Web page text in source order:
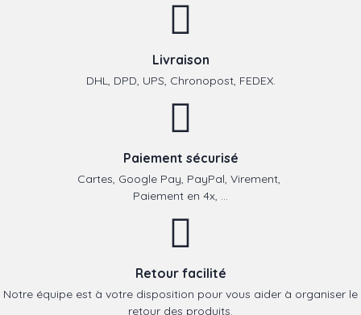
Livraison
DHL, DPD, UPS, Chronopost, FEDEX.
Paiement sécurisé
Cartes, Google Pay, PayPal, Virement,
Paiement en 4x, ...
Retour facilité
Notre équipe est à votre disposition pour vous aider à organiser le
retour des produits.